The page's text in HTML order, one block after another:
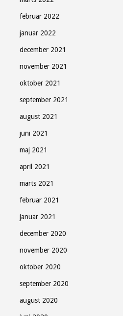
februar 2022
januar 2022
december 2021
november 2021
oktober 2021
september 2021
august 2021
juni 2021
maj 2021
april 2021
marts 2021
februar 2021
januar 2021
december 2020
november 2020
oktober 2020
september 2020
august 2020